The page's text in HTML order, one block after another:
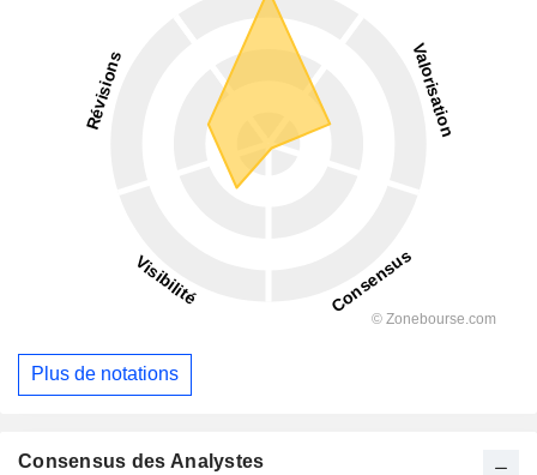
Plus de notations
Consensus des Analystes